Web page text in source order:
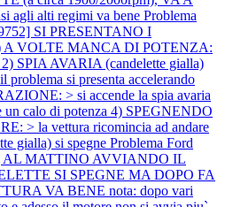
agli alti regimi va bene Problema
SI PRESENTANO I
A VOLTE MANCA DI POTENZA:
SPIA AVARIA (candelette gialla)
si presenta accelerando
> si accende la spia avaria
un calo di potenza 4) SPEGNENDO
> la vettura ricomincia ad andare
gialla) si spegne Problema Ford
AL MATTINO AVVIANDO IL
SI SPEGNE MA DOPO FA
VA BENE nota: dopo vari